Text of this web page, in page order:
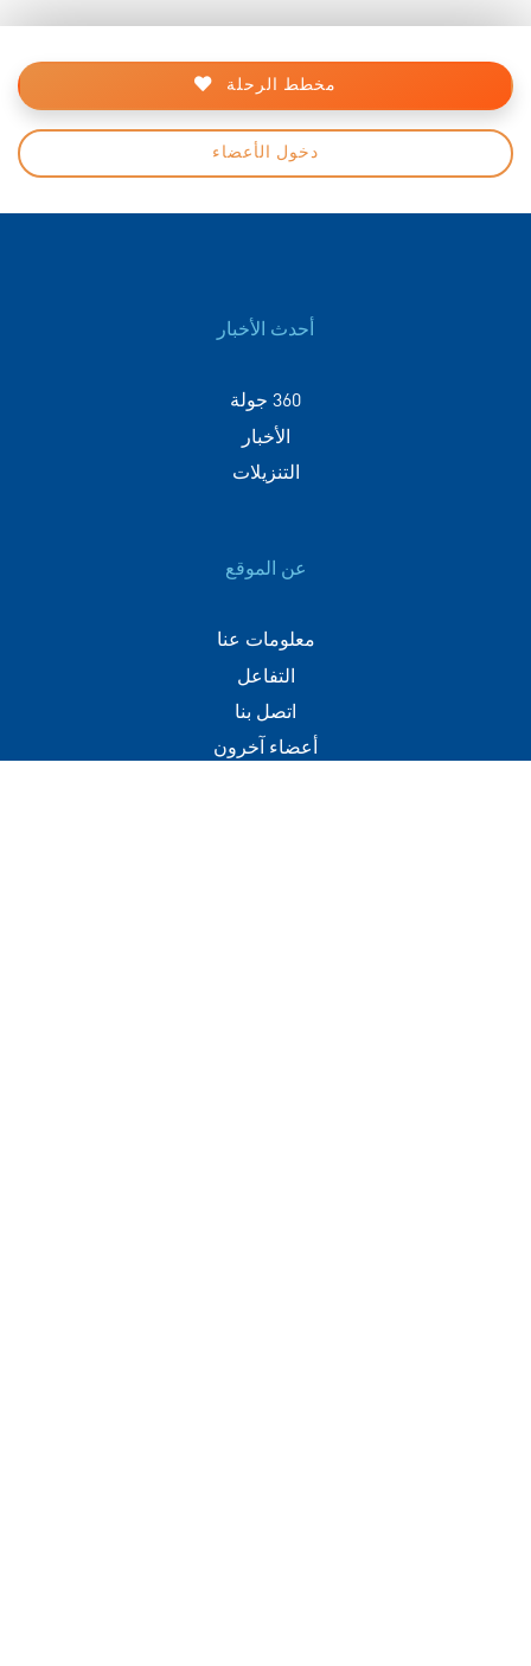
مخطط الرحلة
دخول الأعضاء
أحدث الأخبار
360 جولة
الأخبار
التنزيلات
عن الموقع
معلومات عنا
التفاعل
اتصل بنا
أعضاء آخرون